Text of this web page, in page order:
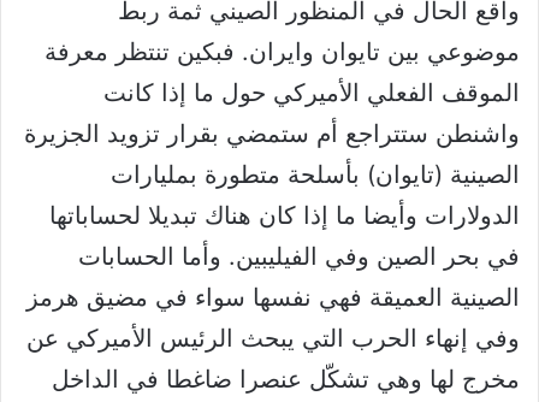
واقع الحال في المنظور الصيني ثمة ربط
موضوعي بين تايوان وايران. فبكين تنتظر معرفة
الموقف الفعلي الأميركي حول ما إذا كانت
واشنطن ستتراجع أم ستمضي بقرار تزويد الجزيرة
الصينية (تايوان) بأسلحة متطورة بمليارات
الدولارات وأيضا ما إذا كان هناك تبديلا لحساباتها
في بحر الصين وفي الفيليبين. وأما الحسابات
الصينية العميقة فهي نفسها سواء في مضيق هرمز
وفي إنهاء الحرب التي يبحث الرئيس الأميركي عن
مخرج لها وهي تشكّل عنصرا ضاغطا في الداخل